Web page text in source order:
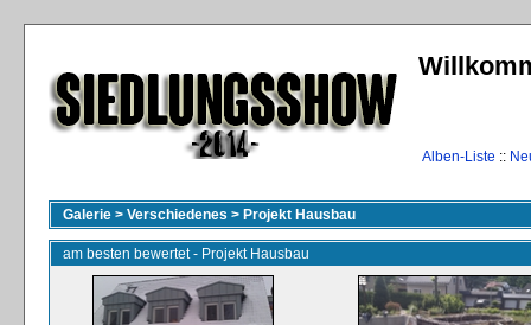
Alben-Liste ::
Galerie > Verschiedenes > Projekt Hausbau
am besten bewertet - Projekt Hausbau